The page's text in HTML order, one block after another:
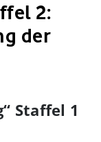
2:
der
Staffel 1